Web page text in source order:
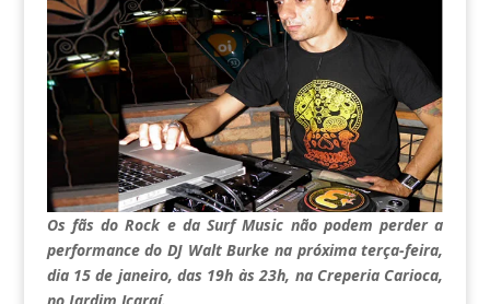
Os fãs do Rock e da Surf Music não podem perder a
performance do DJ Walt Burke na próxima terça-feira,
dia 15 de janeiro, das 19h às 23h, na Creperia Carioca,